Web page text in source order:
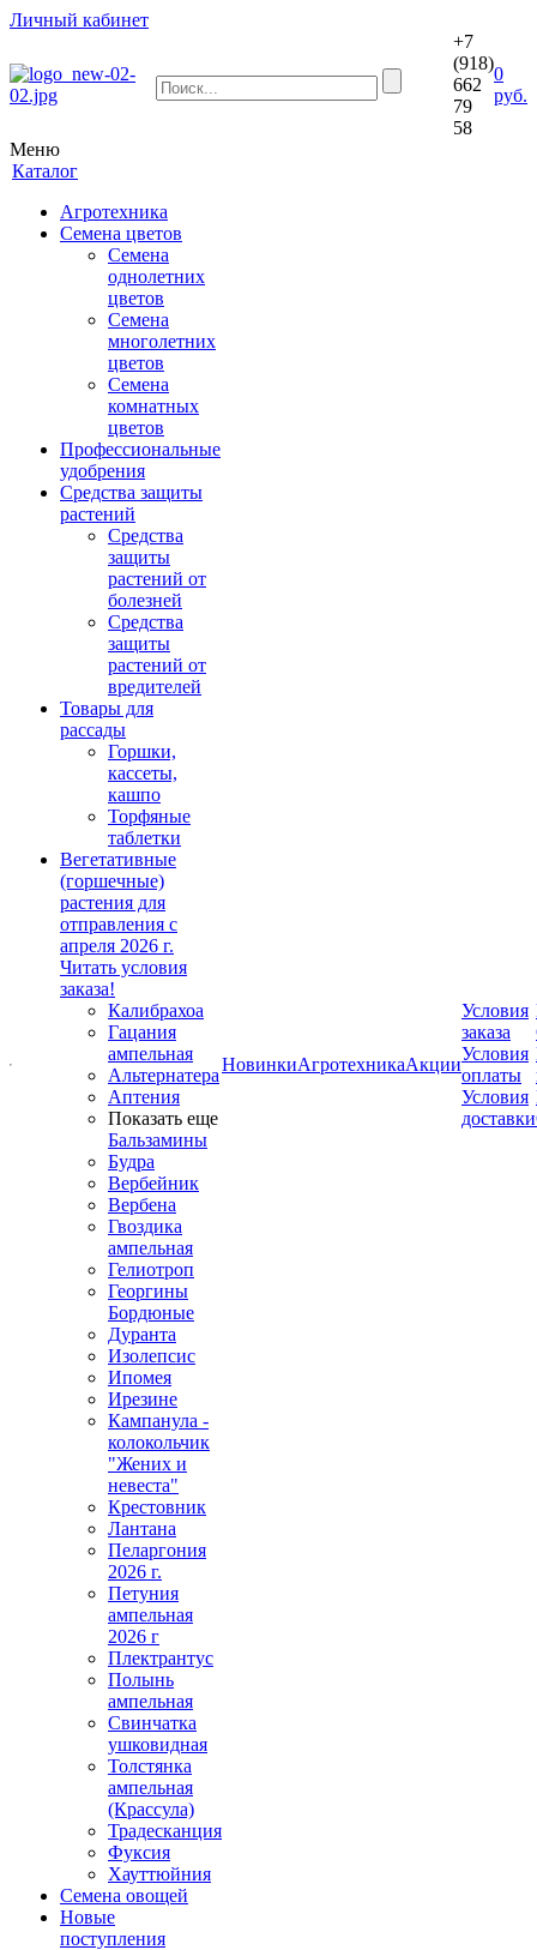
Личный кабинет
+7
(918)
662
79
58
0
руб.
Меню
Каталог
Агротехника
Семена цветов
Семена
однолетних
цветов
Семена
многолетних
цветов
Семена
комнатных
цветов
Профессиональные
удобрения
Средства защиты
растений
Средства
защиты
растений от
болезней
Средства
защиты
растений от
вредителей
Товары для
рассады
Горшки,
кассеты,
кашпо
Торфяные
таблетки
Вегетативные
(горшечные)
растения для
отправления с
апреля 2026 г.
Читать условия
заказа!
Калибрахоа
Гацания
ампельная
Альтернатера
Аптения
Показать еще
Бальзамины
Будра
Вербейник
Вербена
Гвоздика
ампельная
Гелиотроп
Георгины
Бордюные
Дуранта
Изолепсис
Ипомея
Ирезине
Кампанула -
колокольчик
"Жених и
невеста"
Крестовник
Лантана
Пеларгония
2026 г.
Петуния
ампельная
2026 г
Плектрантус
Полынь
ампельная
Свинчатка
ушковидная
Толстянка
ампельная
(Крассула)
Традесканция
Фуксия
Хауттюйния
Семена овощей
Новые
поступления
НовинкиАгротехникаАкции
Условия
заказа
Условия
оплаты
Условия
доставки